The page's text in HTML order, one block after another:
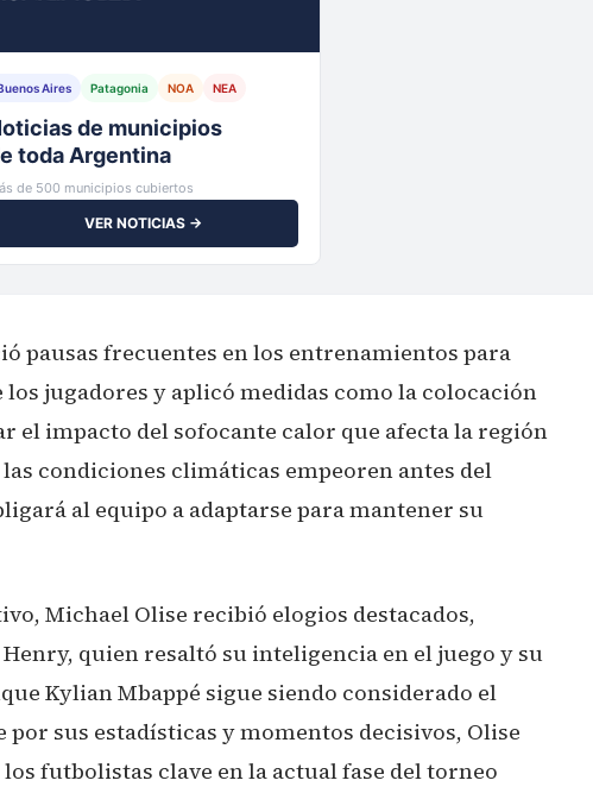
Aires Patagonia NOA NEA
municipio,
instante
de 500 municipios cubiertos
VER NOTICIAS →
pausas frecuentes en los entrenamientos para
jugadores y aplicó medidas como la colocación
el impacto del sofocante calor que afecta la región
las condiciones climáticas empeoren antes del
al equipo a adaptarse para mantener su
Michael Olise recibió elogios destacados,
quien resaltó su inteligencia en el juego y su
Kylian Mbappé sigue siendo considerado el
sus estadísticas y momentos decisivos, Olise
futbolistas clave en la actual fase del torneo